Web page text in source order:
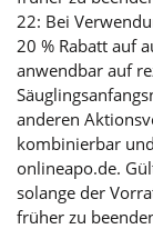
22: Bei
20 % Rabatt auf
anwendbar auf
anderen
kombinierbar
onlineapo.de.
solange der
früher zu